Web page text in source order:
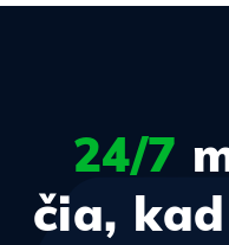
24/7
čia,